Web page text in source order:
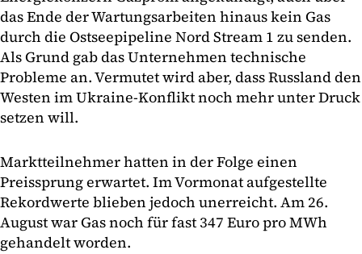
das Ende der Wartungsarbeiten hinaus kein Gas
durch die Ostseepipeline Nord Stream 1 zu senden.
Als Grund gab das Unternehmen technische
Probleme an. Vermutet wird aber, dass Russland den
Westen im Ukraine-Konflikt noch mehr unter Druck
setzen will.
Marktteilnehmer hatten in der Folge einen
Preissprung erwartet. Im Vormonat aufgestellte
Rekordwerte blieben jedoch unerreicht. Am 26.
August war Gas noch für fast 347 Euro pro MWh
gehandelt worden.